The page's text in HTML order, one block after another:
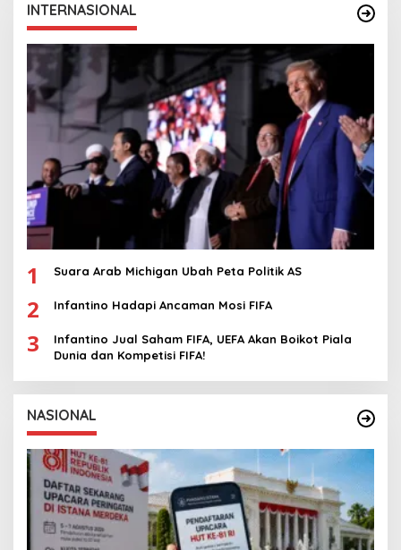
INTERNASIONAL
1 Suara Arab Michigan Ubah Peta Politik AS
2 Infantino Hadapi Ancaman Mosi FIFA
3
Infantino Jual Saham FIFA, UEFA Akan Boikot Piala
Dunia dan Kompetisi FIFA!
NASIONAL